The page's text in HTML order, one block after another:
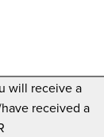
will receive a
received a